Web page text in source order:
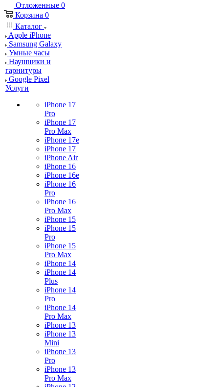
Отложенные 0
Корзина 0
Каталог
Apple iPhone
Samsung Galaxy
Умные часы
Наушники и
гарнитуры
Google Pixel
Услуги
iPhone 17
Pro
iPhone 17
Pro Max
iPhone 17e
iPhone 17
iPhone Air
iPhone 16
iPhone 16e
iPhone 16
Pro
iPhone 16
Pro Max
iPhone 15
iPhone 15
Pro
iPhone 15
Pro Max
iPhone 14
iPhone 14
Plus
iPhone 14
Pro
iPhone 14
Pro Max
iPhone 13
iPhone 13
Mini
iPhone 13
Pro
iPhone 13
Pro Max